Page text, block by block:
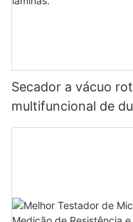
Secador a vácuo
multifuncional de
Unidade de